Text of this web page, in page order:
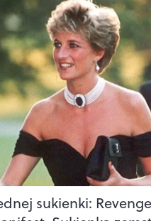
sukienki: